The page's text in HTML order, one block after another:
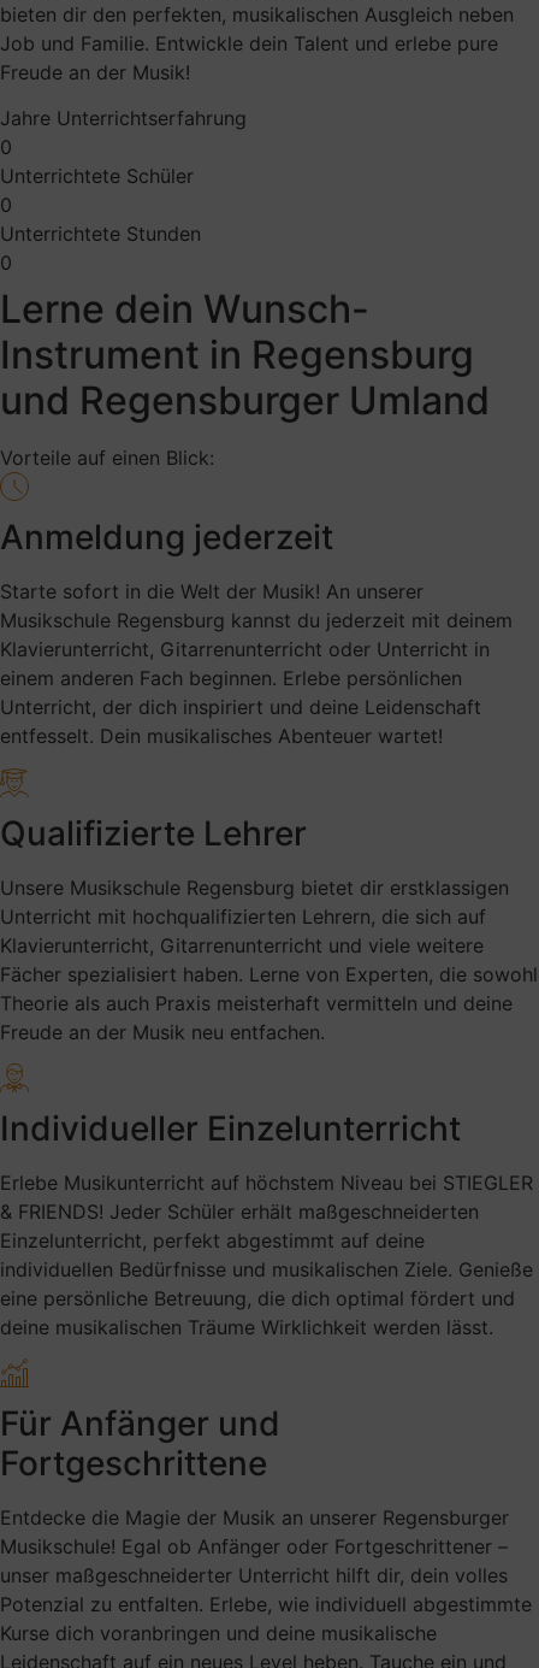
bieten dir den perfekten, musikalischen Ausgleich neben
Job und Familie. Entwickle dein Talent und erlebe pure
Freude an der Musik!
Jahre Unterrichtserfahrung
0
Unterrichtete Schüler
0
Unterrichtete Stunden
0
Lerne dein Wunsch-
Instrument in Regensburg
und Regensburger Umland
Vorteile auf einen Blick:
Anmeldung jederzeit
Starte sofort in die Welt der Musik! An unserer
Musikschule Regensburg kannst du jederzeit mit deinem
Klavierunterricht, Gitarrenunterricht oder Unterricht in
einem anderen Fach beginnen. Erlebe persönlichen
Unterricht, der dich inspiriert und deine Leidenschaft
entfesselt. Dein musikalisches Abenteuer wartet!
Qualifizierte Lehrer
Unsere Musikschule Regensburg bietet dir erstklassigen
Unterricht mit hochqualifizierten Lehrern, die sich auf
Klavierunterricht, Gitarrenunterricht und viele weitere
Fächer spezialisiert haben. Lerne von Experten, die sowohl
Theorie als auch Praxis meisterhaft vermitteln und deine
Freude an der Musik neu entfachen.
Individueller Einzelunterricht
Erlebe Musikunterricht auf höchstem Niveau bei STIEGLER
& FRIENDS! Jeder Schüler erhält maßgeschneiderten
Einzelunterricht, perfekt abgestimmt auf deine
individuellen Bedürfnisse und musikalischen Ziele. Genieße
eine persönliche Betreuung, die dich optimal fördert und
deine musikalischen Träume Wirklichkeit werden lässt.
Für Anfänger und
Fortgeschrittene
Entdecke die Magie der Musik an unserer Regensburger
Musikschule! Egal ob Anfänger oder Fortgeschrittener –
unser maßgeschneiderter Unterricht hilft dir, dein volles
Potenzial zu entfalten. Erlebe, wie individuell abgestimmte
Kurse dich voranbringen und deine musikalische
Leidenschaft auf ein neues Level heben. Tauche ein und